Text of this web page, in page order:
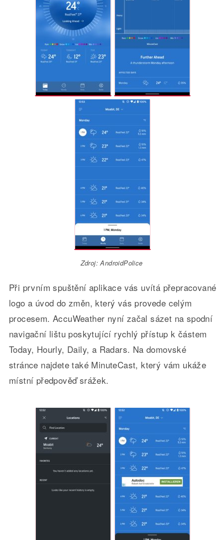
Zdroj: AndroidPolice
Při prvním spuštění aplikace vás uvítá přepracované
logo a úvod do změn, který vás provede celým
procesem. AccuWeather nyní začal sázet na spodní
navigační lištu poskytující rychlý přístup k částem
Today, Hourly, Daily, a Radars. Na domovské
stránce najdete také MinuteCast, který vám ukáže
místní předpověď srážek.